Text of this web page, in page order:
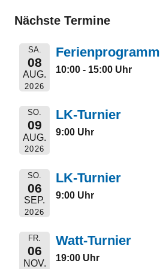
Nächste Termine
SA.
08
AUG.
2026
Ferienprogramm
10:00 - 15:00 Uhr
SO.
09
AUG.
2026
LK-Turnier
9:00 Uhr
SO.
06
SEP.
2026
LK-Turnier
9:00 Uhr
FR.
06
NOV.
Watt-Turnier
19:00 Uhr